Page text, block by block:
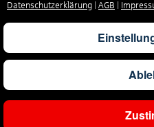
Ergebnisse
Datenschutzerklärung
AGB